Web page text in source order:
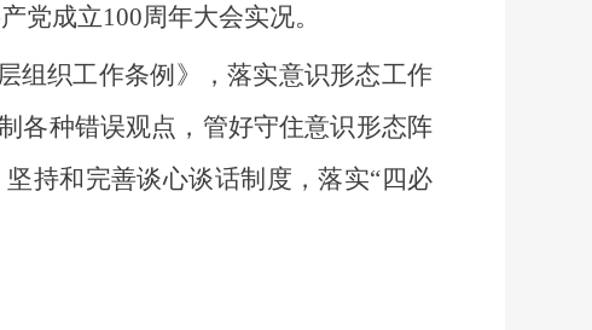
党成立100周年大会实况。
组织工作条例》，落实意识形态工作
各种错误观点，管好守住意识形态阵
坚持和完善谈心谈话制度 ，落实“四必